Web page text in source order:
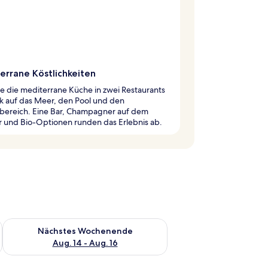
Köstlichkeiten
die mediterrane Küche in zwei Restaurants
auf das Meer, den Pool und den
Eine Bar, Champagner auf dem
und Bio-Optionen runden das Erlebnis ab.
Aug. 7 - Aug. 9.
Nächstes Wochenende
Aug. 14 - Aug. 16
Überprüfe die Verfügbarkeit für nächstes Wochenende, Aug.